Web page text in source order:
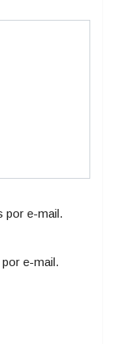
por e-mail.
e-mail.